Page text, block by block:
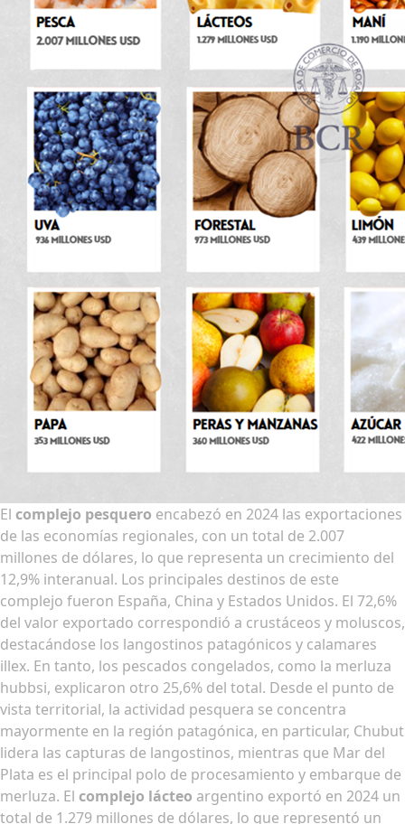
El complejo pesquero encabezó en 2024 las exportaciones
de las economías regionales, con un total de 2.007
millones de dólares, lo que representa un crecimiento del
12,9% interanual. Los principales destinos de este
complejo fueron España, China y Estados Unidos. El 72,6%
del valor exportado correspondió a crustáceos y moluscos,
destacándose los langostinos patagónicos y calamares
illex. En tanto, los pescados congelados, como la merluza
hubbsi, explicaron otro 25,6% del total. Desde el punto de
vista territorial, la actividad pesquera se concentra
mayormente en la región patagónica, en particular, Chubut
lidera las capturas de langostinos, mientras que Mar del
Plata es el principal polo de procesamiento y embarque de
merluza. El complejo lácteo argentino exportó en 2024 un
total de 1.279 millones de dólares, lo que representó un